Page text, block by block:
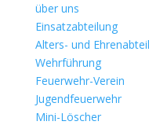
über uns
Einsatzabteilung
Alters- und
Wehrführung
Feuerwehr-Verein
Jugendfeuerwehr
Mini-Löscher